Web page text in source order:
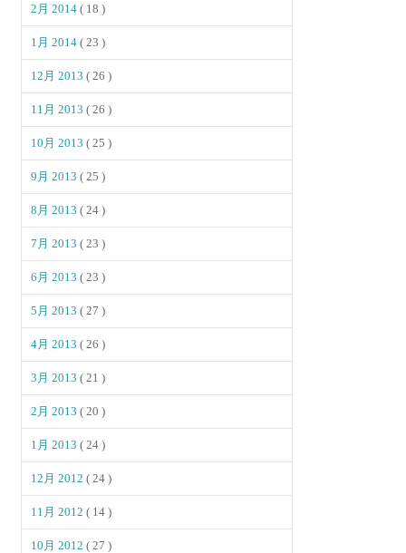
2月 2014( 18 )
1月 2014( 23 )
12月 2013( 26 )
11月 2013( 26 )
10月 2013( 25 )
9月 2013( 25 )
8月 2013( 24 )
7月 2013( 23 )
6月 2013( 23 )
5月 2013( 27 )
4月 2013( 26 )
3月 2013( 21 )
2月 2013( 20 )
1月 2013( 24 )
12月 2012( 24 )
11月 2012( 14 )
10月 2012( 27 )